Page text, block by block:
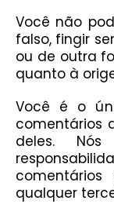
Você não
falso, fingir
ou de outra
quanto à
Você é o
comentários
deles.
qualquer